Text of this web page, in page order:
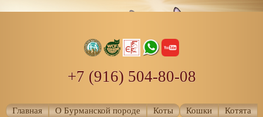
+7 (916) 504-80-08
Главная О Бурманской породе Коты Кошки
Котята